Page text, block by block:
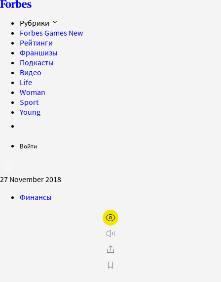
Рубрики
Forbes Games New
Рейтинги
Франшизы
Подкасты
Видео
Life
Woman
Sport
Young
Войти
27 November 2018
Финансы